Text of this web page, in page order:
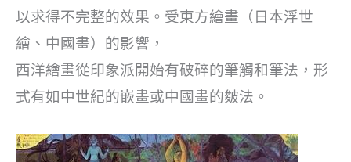
以求得不完整的效果。受東方繪畫（日本浮世
繪、中國畫）的影響，
西洋繪畫從印象派開始有破碎的筆觸和筆法，形
式有如中世紀的嵌畫或中國畫的皴法。